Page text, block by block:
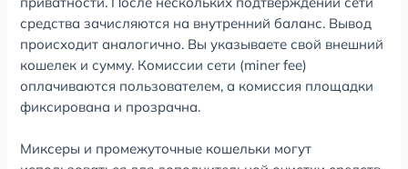
средства зачисляются на внутренний баланс. Вывод
происходит аналогично. Вы указываете свой внешний
кошелек и сумму. Комиссии сети (miner fee)
оплачиваются пользователем, а комиссия площадки
фиксирована и прозрачна.
Миксеры и промежуточные кошельки могут